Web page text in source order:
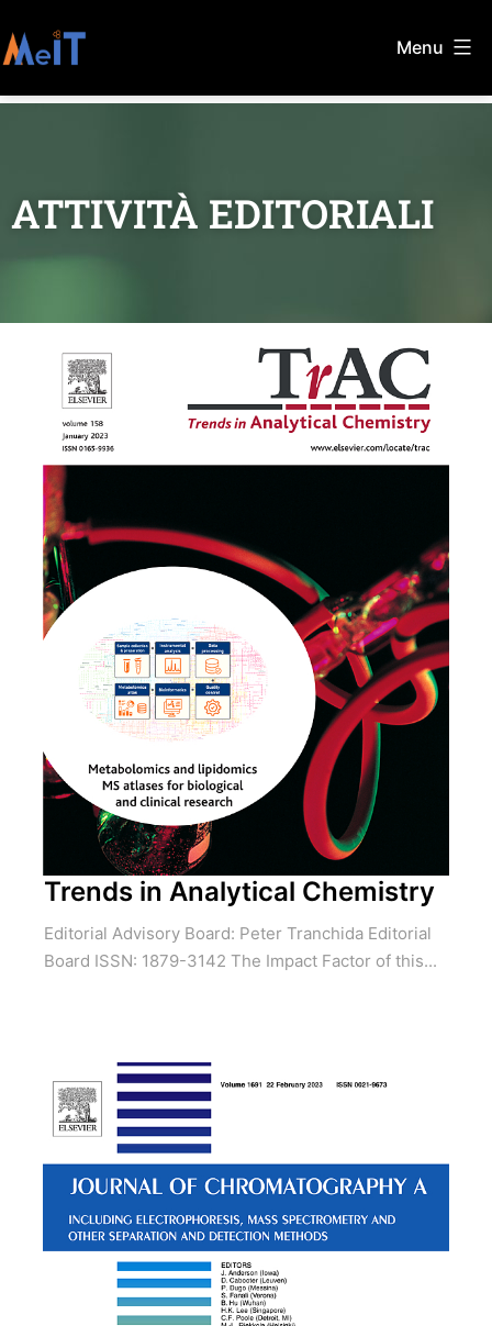
Menu
ATTIVITÀ EDITORIALI
Trends in Analytical Chemistry
Editorial Advisory Board: Peter Tranchida Editorial
Board ISSN: 1879-3142 The Impact Factor of this...